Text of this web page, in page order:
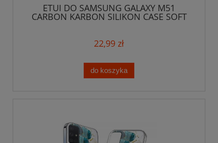
ETUI DO SAMSUNG GALAXY M51
CARBON KARBON SILIKON CASE SOFT
22,99 zł
do koszyka